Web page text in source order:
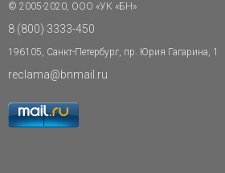
© 2005-2020, ООО «УК «БН»
8 (800) 3333-450
196105, Санкт-Петербург, пр. Юрия Гагарина, 1
reclama@bnmail.ru